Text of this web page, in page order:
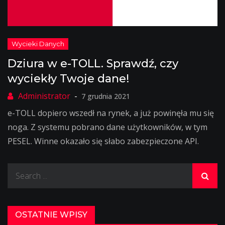
Dziura w e-TOLL. Sprawdź, czy
wyciekły Twoje dane!
7 grudnia 2021
e-TOLL dopiero wszedł na rynek, a już powinęła mu się
noga. Z systemu pobrano dane użytkowników, w tym
PESEL. Winne okazało się słabo zabezpieczone API.
OSTATNIE WPISY